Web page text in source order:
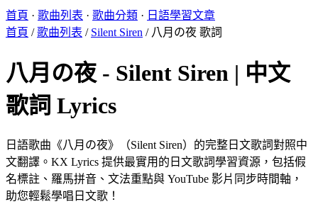
首頁 · 歌曲列表 · 歌曲分類 · 日語學習文章
首頁 /歌曲列表 / Silent Siren / 八月の夜 歌詞
八月の夜 - Silent Siren | 中文
歌詞 Lyrics
日語歌曲《八月の夜》（Silent Siren）的完整日文歌詞對照中
文翻譯。KX Lyrics 提供最實用的日文歌詞學習資源，包括假
名標註、羅馬拼音、文法重點與 YouTube 影片同步時間軸，
助您輕鬆學唱日文歌！